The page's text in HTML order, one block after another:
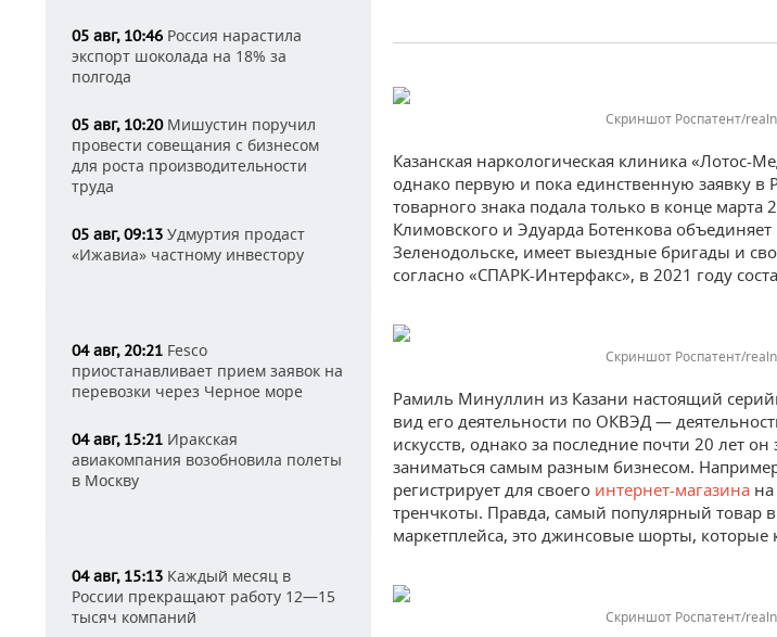
05 авг, 10:46 Россия нарастила
экспорт шоколада на 18% за
полгода
05 авг, 10:20Мишустин поручил
провести совещания с бизнесом
для роста производительности
труда
05 авг, 09:13 Удмуртия продаст
«Ижавиа» частному инвестору
04 авг, 20:21 Fesco
приостанавливает прием заявок на
перевозки через Черное море
04 авг, 15:21 Иракская
авиакомпания возобновила полеты
в Москву
04 авг, 15:13 Каждый месяц в
России прекращают работу 12—15
тысяч компаний
Скриншот Роспатент/
Казанская наркологическая клиника «Лотос-
однако первую и пока единственную заявку в
товарного знака подала только в конце марта
Климовского и Эдуарда Ботенкова
Зеленодольске, имеет выездные бригады и
согласно «СПАРК-Интерфакс», в 2021 году
Скриншот Роспатент/
Рамиль Минуллин из Казани настоящий
вид его деятельности по ОКВЭД —
искусств, однако за последние почти 20 лет
заниматься самым разным бизнесом.
регистрирует для своего интернет-магазина
тренчкоты. Правда, самый популярный товар в
маркетплейса, это джинсовые шорты, которые
Скриншот Роспатент/